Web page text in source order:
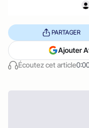
Écoutez cet article
PARTAGER
Ajouter